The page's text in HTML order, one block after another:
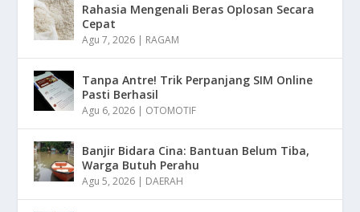
Rahasia Mengenali Beras Oplosan Secara
Cepat
Agu 7, 2026 | RAGAM
Tanpa Antre! Trik Perpanjang SIM Online
Pasti Berhasil
Agu 6, 2026 | OTOMOTIF
Banjir Bidara Cina: Bantuan Belum Tiba,
Warga Butuh Perahu
Agu 5, 2026 | DAERAH